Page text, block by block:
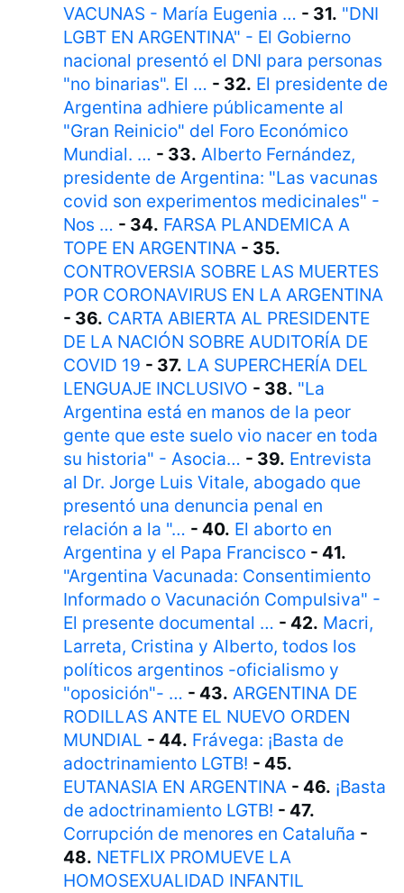
VACUNAS - María Eugenia … - 31. "DNI
LGBT EN ARGENTINA" - El Gobierno
nacional presentó el DNI para personas
"no binarias". El … - 32. El presidente de
Argentina adhiere públicamente al
"Gran Reinicio" del Foro Económico
Mundial. … - 33. Alberto Fernández,
presidente de Argentina: "Las vacunas
covid son experimentos medicinales" -
Nos … - 34. FARSA PLANDEMICA A
TOPE EN ARGENTINA - 35.
CONTROVERSIA SOBRE LAS MUERTES
POR CORONAVIRUS EN LA ARGENTINA
- 36. CARTA ABIERTA AL PRESIDENTE
DE LA NACIÓN SOBRE AUDITORÍA DE
COVID 19 - 37. LA SUPERCHERÍA DEL
LENGUAJE INCLUSIVO - 38. "La
Argentina está en manos de la peor
gente que este suelo vio nacer en toda
su historia" - Asocia… - 39. Entrevista
al Dr. Jorge Luis Vitale, abogado que
presentó una denuncia penal en
relación a la "… - 40. El aborto en
Argentina y el Papa Francisco - 41.
"Argentina Vacunada: Consentimiento
Informado o Vacunación Compulsiva" -
El presente documental … - 42. Macri,
Larreta, Cristina y Alberto, todos los
políticos argentinos -oficialismo y
"oposición"- … - 43. ARGENTINA DE
RODILLAS ANTE EL NUEVO ORDEN
MUNDIAL - 44. Frávega: ¡Basta de
adoctrinamiento LGTB! - 45.
EUTANASIA EN ARGENTINA - 46. ¡Basta
de adoctrinamiento LGTB! - 47.
Corrupción de menores en Cataluña -
48. NETFLIX PROMUEVE LA
HOMOSEXUALIDAD INFANTIL